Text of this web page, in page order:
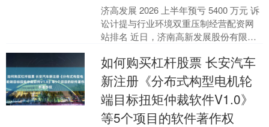
济高发展 2026 上半年预亏 5400 万元 诉
讼计提与行业环境双重压制经营配资网
站排名 近日，济南高新发展股份有限公
如何购买杠杆股票 长安汽车
新注册《分布式构型电机轮
端目标扭矩仲裁软件V1.0》
等5个项目的软件著作权